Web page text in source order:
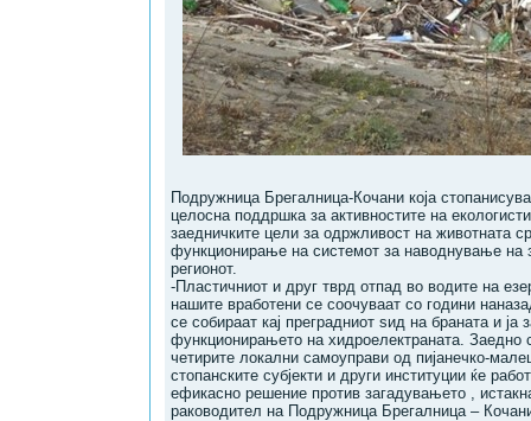
Подружница Брегалница-Кочани која
целосна поддршка за активностите на
заедничките цели за одржливост на животната
функционирање на системот за наводнување на
регионот.
-Пластичниот и друг тврд отпад во водите на
нашите вработени се соочуваат со години
се собираат кај преградниот ѕид на браната и ја
функционирањето на хидроелектраната. Заедно
четирите локални самоуправи од пијанечко-
стопанските субјекти и други институции ќе
ефикасно решение против загадувањето ,
раководител на Подружница Брегалница –